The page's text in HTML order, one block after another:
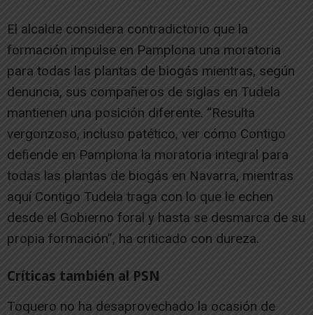
El alcalde considera contradictorio que la
formación impulse en Pamplona una moratoria
para todas las plantas de biogás mientras, según
denuncia, sus compañeros de siglas en Tudela
mantienen una posición diferente. “Resulta
vergonzoso, incluso patético, ver cómo Contigo
defiende en Pamplona la moratoria integral para
todas las plantas de biogás en Navarra, mientras
aquí Contigo Tudela traga con lo que le echen
desde el Gobierno foral y hasta se desmarca de su
propia formación”, ha criticado con dureza.
Críticas también al PSN
Toquero no ha desaprovechado la ocasión de